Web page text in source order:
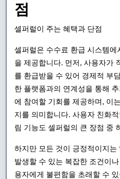
점
셀퍼럴이 주는 혜택과 단점
셀퍼럴은 수수료 환급 시스템에
을 제공합니다. 먼저, 사용자가
를 환급받을 수 있어 경제적 부
한 플랫폼과의 연계성을 통해
에 참여할 기회를 제공하며, 이
지를 의미합니다. 사용자 친화
림 기능도 셀퍼럴의 큰 장점 중
하지만 모든 것이 긍정적이지는
발생할 수 있는 복잡한 조건이
용자에게 불편함을 초래할 수